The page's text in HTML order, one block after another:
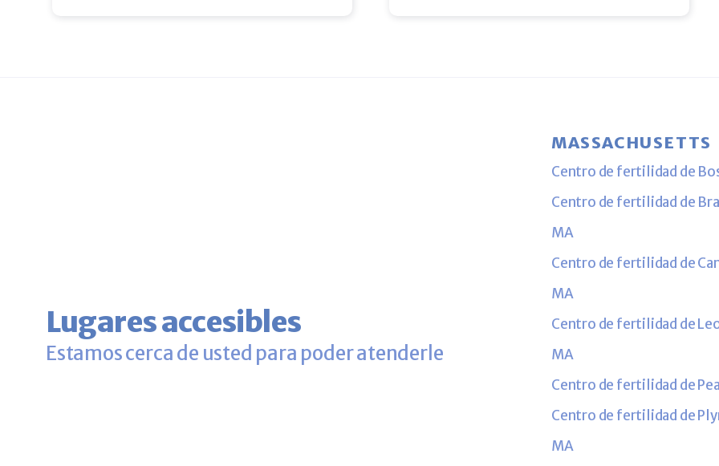
Lugares accesibles
Estamos cerca de usted para poder atenderle
MASSACHUSETTS
Centro de fertilidad de
Centro de fertilidad de
MA
Centro de fertilidad de
MA
Centro de fertilidad de
MA
Centro de fertilidad de
Centro de fertilidad de
MA